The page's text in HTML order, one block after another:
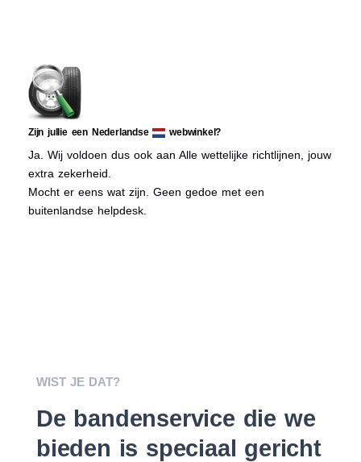
Zijn jullie een Nederlandse webwinkel?
Ja. Wij voldoen dus ook aan Alle wettelijke richtlijnen, jouw
extra zekerheid.
Mocht er eens wat zijn. Geen gedoe met een
buitenlandse helpdesk.
WIST JE DAT?
De bandenservice die we
bieden is speciaal gericht